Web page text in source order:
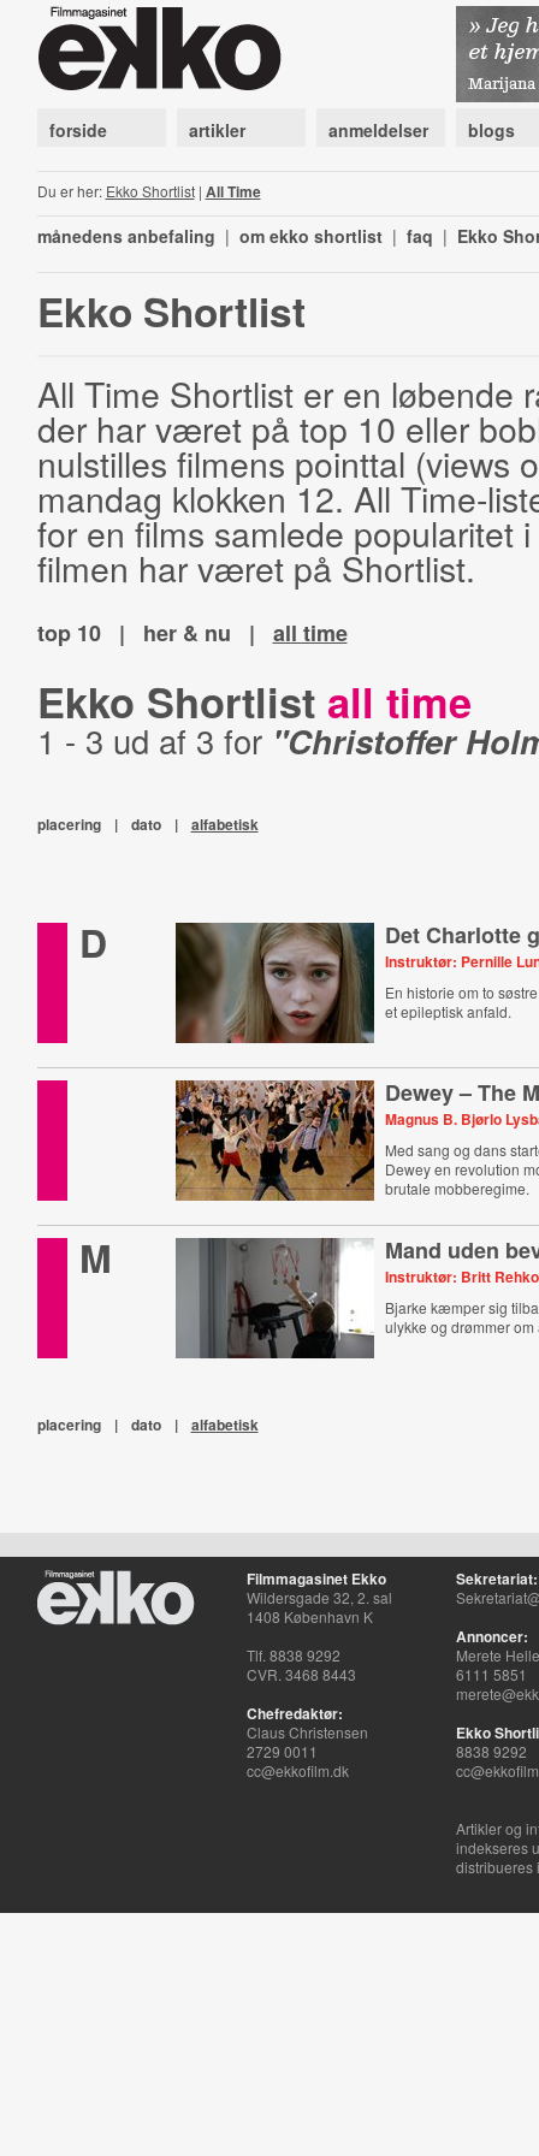
forside artikler anmeldelser blogs
Du er her: Ekko Shortlist| All Time
månedens anbefaling | om ekko shortlist | faq | Ekko
Ekko Shortlist
All Time Shortlist er en løbende
der har været på top 10 eller
nulstilles filmens pointtal (views
mandag klokken 12. All Time-
for en films samlede popularitet
filmen har været på Shortlist.
top 10 | her & nu | all time
Ekko Shortlist all time
1 - 3 ud af 3 for "Christoffer
placering | dato | alfabetisk
D Det Charlotte
Instruktør: Pernille
En historie om to
et epileptisk anfald.
Dewey – The
Magnus B. Bjørlo
Med sang og dans
Dewey en revolution
brutale mobberegime.
M Mand uden
Instruktør: Britt
Bjarke kæmper sig
ulykke og drømmer
placering | dato | alfabetisk
Filmmagasinet Ekko
Wildersgade 32, 2. sal
1408 København K
Tlf. 8838 9292
CVR. 3468 8443
Chefredaktør:
Claus Christensen
2729 0011
cc@ekkofilm.dk
Sekretariat:
Annoncer:
Merete
6111 5851
Ekko
8838 9292
Artikler og
indekseres
distribueres